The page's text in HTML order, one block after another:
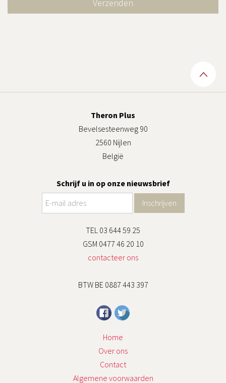
Theron Plus
Bevelsesteenweg 90
2560 Nijlen
België
Schrijf u in op onze nieuwsbrief
TEL 03 644 59 25
GSM 0477 46 20 10
contacteer ons
BTW BE 0887 443 397
Home
Over ons
Contact
Algemene voorwaarden